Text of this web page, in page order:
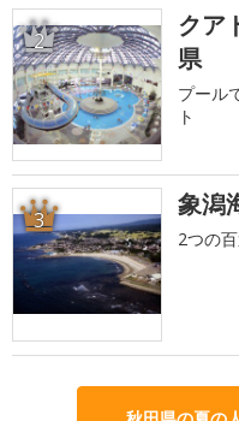
2
クア
県
プール
ト
3 象潟
2つの